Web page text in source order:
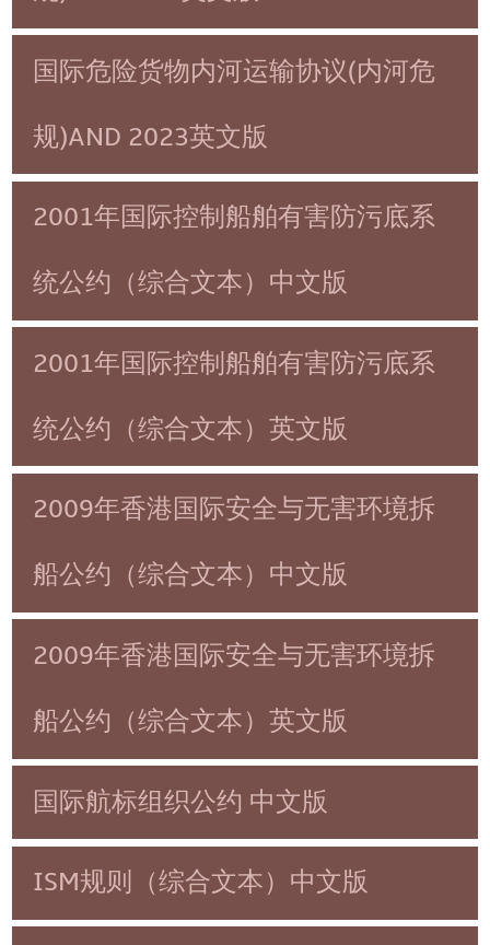
国际危险货物内河运输协议(内河危
规)AND 2023英文版
2001年国际控制船舶有害防污底系
统公约（综合文本）中文版
2001年国际控制船舶有害防污底系
统公约（综合文本）英文版
2009年香港国际安全与无害环境拆
船公约（综合文本）中文版
2009年香港国际安全与无害环境拆
船公约（综合文本）英文版
国际航标组织公约 中文版
ISM规则（综合文本）中文版